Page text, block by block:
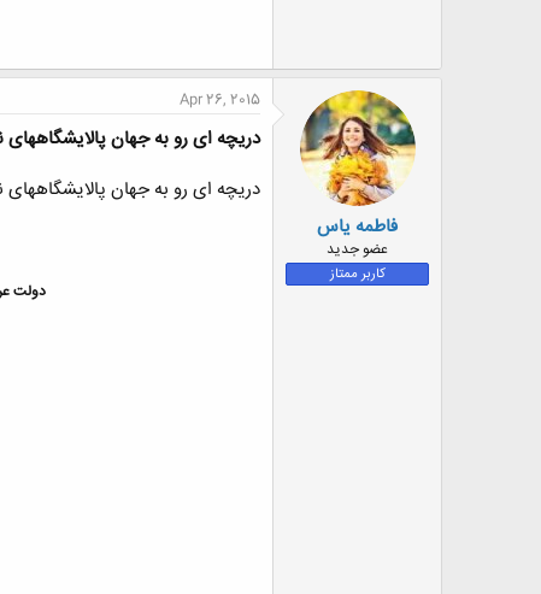
فاطمه یاس
عضو جدید
کاربر ممتاز
Apr 26, 2015
دریچه ای رو به جهان پالایشگاههای
دریچه ای رو به جهان پالایشگاههای
دولت